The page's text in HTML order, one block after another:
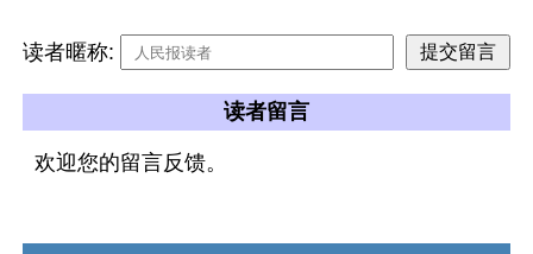
读者暱称:
读者留言
欢迎您的留言反馈。